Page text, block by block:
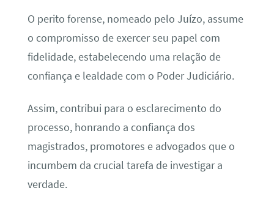
O perito forense, nomeado pelo Juízo, assume
o compromisso de exercer seu papel com
fidelidade, estabelecendo uma relação de
confiança e lealdade com o Poder Judiciário.
Assim, contribui para o esclarecimento do
processo, honrando a confiança dos
magistrados, promotores e advogados que o
incumbem da crucial tarefa de investigar a
verdade.